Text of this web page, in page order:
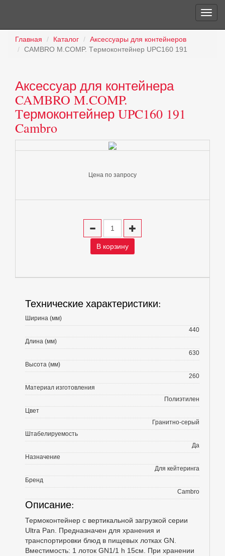
Главная Каталог
Аксессуары для контейнеров
CAMBRO M.COMP. Tермоконтейнер UPC160 191
Аксессуар для контейнера
CAMBRO M.COMP.
Tермоконтейнер UPC160 191
Cambro
Цена по запросу
В корзину
Технические характеристики:
Ширина (мм)
440
Длина (мм)
630
Высота (мм)
260
Материал изготовления
Полиэтилен
Цвет
Гранитно-серый
Штабелируемость
Да
Назначение
Для кейтеринга
Бренд
Cambro
Описание:
Термоконтейнер c вертикальной загрузкой серии
Ultra Pan. Предназначен для хранения и
транспортировки блюд в пищевых лотках GN.
Вместимость: 1 лоток GN1/1 h 15см. При хранении